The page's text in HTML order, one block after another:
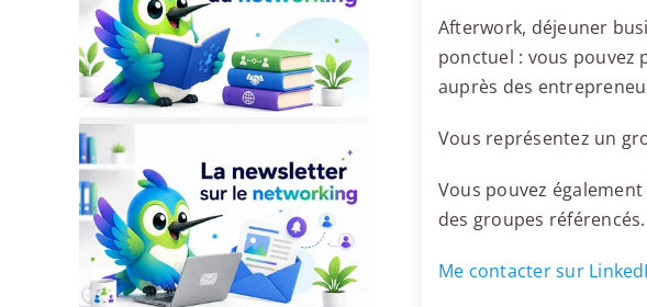
Afterwork, déjeuner
ponctuel : vous pouvez
auprès des
Vous représentez un
Vous pouvez
des groupes référencés.
Me contacter sur